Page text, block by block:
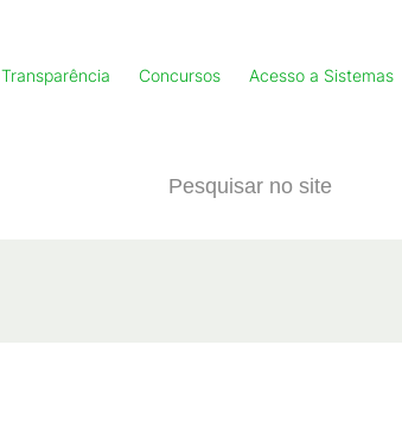
Transparência Concursos Acesso a Sistemas